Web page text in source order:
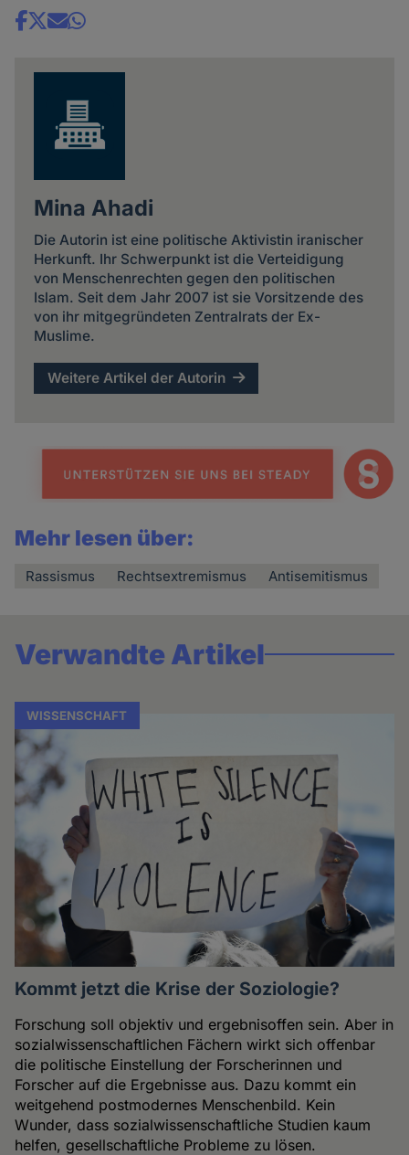
Share
Mina Ahadi
Die Autorin ist eine politische Aktivistin iranischer
Herkunft. Ihr Schwerpunkt ist die Verteidigung
von Menschenrechten gegen den politischen
Islam. Seit dem Jahr 2007 ist sie Vorsitzende des
von ihr mitgegründeten Zentralrats der Ex-
Muslime.
Weitere Artikel der Autorin
Mehr lesen über:
Rassismus Rechtsextremismus Antisemitismus
Verwandte Artikel
WISSENSCHAFT
Kommt jetzt die Krise der Soziologie?
Forschung soll objektiv und ergebnisoffen sein. Aber in
sozialwissenschaftlichen Fächern wirkt sich offenbar
die politische Einstellung der Forscherinnen und
Forscher auf die Ergebnisse aus. Dazu kommt ein
weitgehend postmodernes Menschenbild. Kein
Wunder, dass sozialwissenschaftliche Studien kaum
helfen, gesellschaftliche Probleme zu lösen.